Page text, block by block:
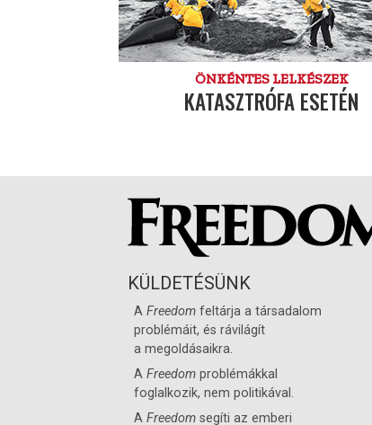
ÖNKÉNTES LELKÉSZEK
KATASZTRÓFA ESETÉN
KÜLDETÉSÜNK
AFreedom feltárja a társadalom
problémáit, és rávilágít
a megoldásaikra.
AFreedom problémákkal
foglalkozik, nem politikával.
AFreedom segíti az emberi